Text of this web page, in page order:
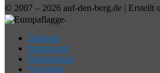
© 2007 – 2026 auf-den-berg.de | Erstellt
.
Dahoam
Impressum
Datenschutz
Sicherheit